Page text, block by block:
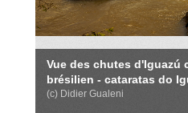
Vue des chutes d'Iguazú
brésilien - cataratas do
(c) Didier Gualeni